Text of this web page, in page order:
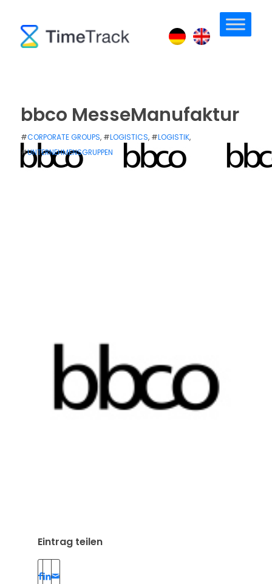
bbco MesseManufaktur
#CORPORATE GROUPS, #LOGISTICS, #LOGISTIK,
#UNTERNEHMENSGRUPPEN
Eintrag teilen